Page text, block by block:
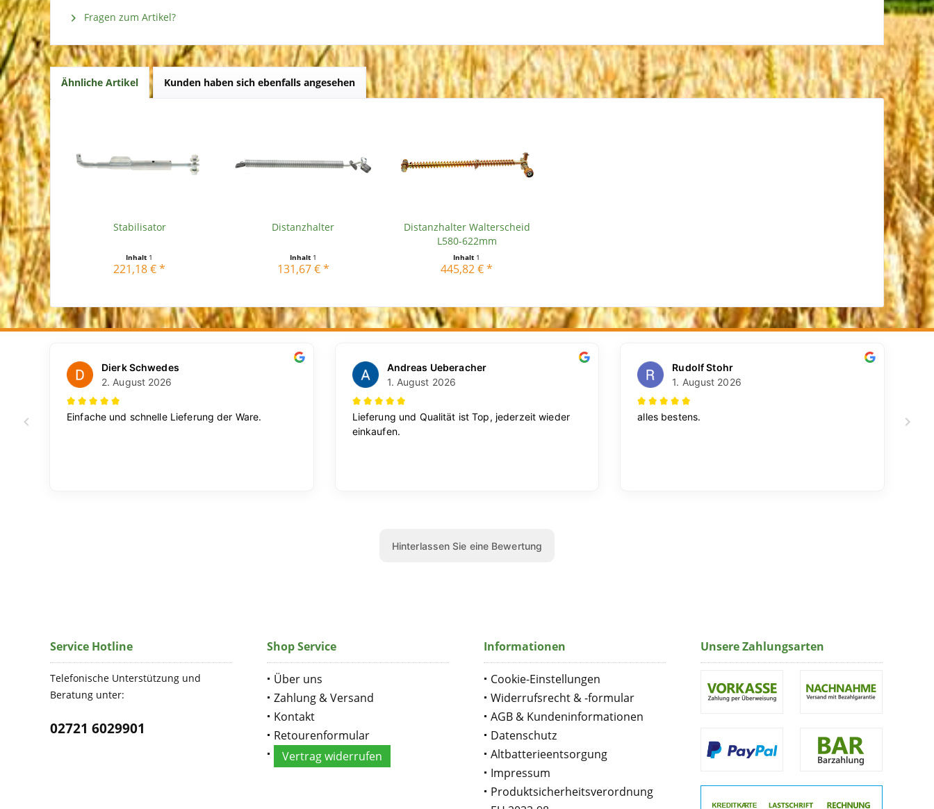
Fragen zum Artikel?
Ähnliche Artikel Kunden haben sich ebenfalls angesehen
Stabilisator
Inhalt 1
221,18 € *
Distanzhalter
Inhalt 1
131,67 € *
Distanzhalter Walterscheid
L580-622mm
Inhalt 1
445,82 € *
Service Hotline
Telefonische Unterstützung und
Beratung unter:
02721 6029901
Shop Service
Über uns
Zahlung & Versand
Kontakt
Retourenformular
Vertrag widerrufen
Informationen
Cookie-Einstellungen
Widerrufsrecht & -formular
AGB & Kundeninformationen
Datenschutz
Altbatterieentsorgung
Impressum
Produktsicherheitsverordnung
Unsere Zahlungsarten